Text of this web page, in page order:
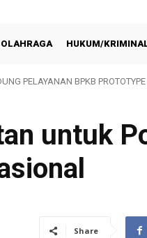
OLAHRAGA HUKUM/
PELAYANAN BPKB PROTOTYPE
BELIDA
untuk
Share